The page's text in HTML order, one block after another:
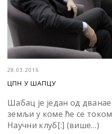
28.03.2016
ЦПН У ШАПЦУ
Шабац је један од
земљи у коме ће се
Научни клуб[:] (више…)